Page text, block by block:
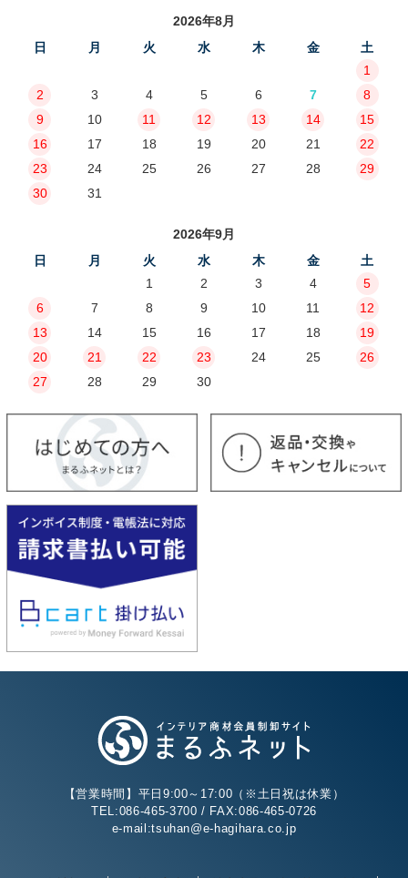
2026年8月
日
月 火 水 木 金
土
1
2
3 4 5 6 7
8
9
10 11 12 13 14
15
16
17 18 19 20 21
22
23
24 25 26 27 28
29
30
31
2026年9月
日
月 火 水 木 金
土
1
2 3 4
5
6
7 8 9 10 11
12
13
14 15 16 17 18
19
20
21 22 23 24 25
26
27
28 29 30
【営業時間】平日9:00～17:00（※土日祝は休業）
TEL:086-465-3700 / FAX:086-465-0726
e-mail:tsuhan@e-hagihara.co.jp